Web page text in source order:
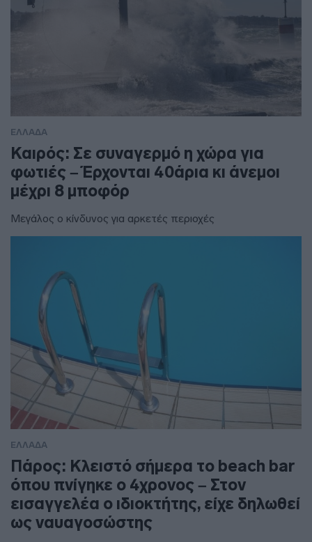
ΕΛΛΑΔΑ
Καιρός: Σε συναγερμό η χώρα για
φωτιές – Έρχονται 40άρια κι άνεμοι
μέχρι 8 μποφόρ
Μεγάλος ο κίνδυνος για αρκετές περιοχές
ΕΛΛΑΔΑ
Πάρος: Κλειστό σήμερα το beach bar
όπου πνίγηκε ο 4χρονος – Στον
εισαγγελέα ο ιδιοκτήτης, είχε δηλωθεί
ως ναυαγοσώστης